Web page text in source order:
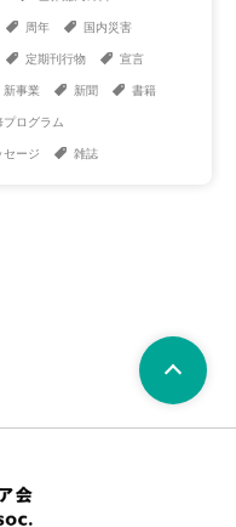
周年 国内災害
定期刊行物 宣言
新事業 新聞 書籍
プログラム
セージ 雑誌